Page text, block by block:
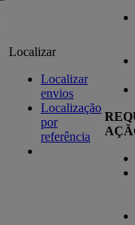
Localizar
Localizar
envios
Localização
por
referência